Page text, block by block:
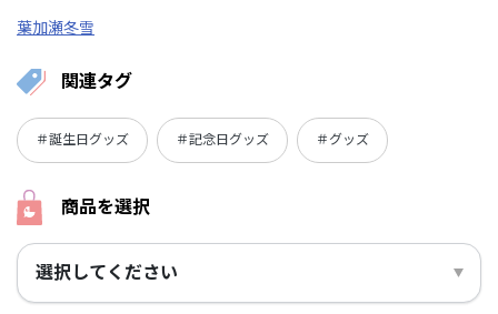
葉加瀬冬雪
関連タグ
＃誕生日グッズ ＃記念日グッズ ＃グッズ
商品を選択
選択してください